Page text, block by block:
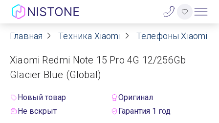
Акции
О нас
Договор оферты
Главная Техника Xiaomi Телефоны Xiaomi
Xiaomi Redmi Note 15 Pro 4G 12/256Gb
Glacier Blue (Global)
Новый товар
Оригинал
Не вскрыт
Гарантия 1 год